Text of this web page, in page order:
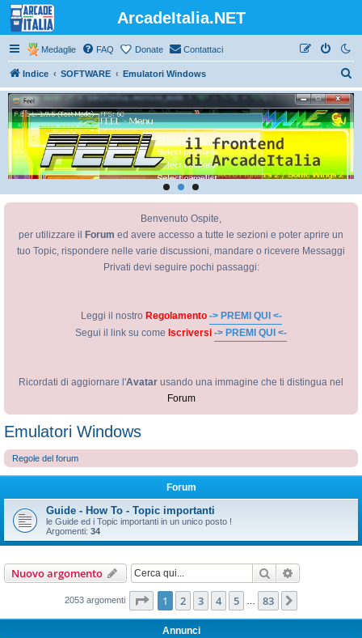
ArcadeItalia.NET
Medaglie FAQ Donate Contattaci
Indice SOFTWARE Emulatori Windows
e
r
c
Benvenuto Ospite,
per utilizzare il
Forum ed avere accesso a tutte le sezioni e poter aprire un
tuo Topic, rispondere nelle varie discussioni, mandare o ricevere Messaggi
Privati devi seguire pochi passaggi:
Leggi il nostro Regolamento -> PREMI QUI <-
Segui il link su come Iscriversi -> PREMI QUI <-
Ricordati di aggiornare l'Avatar usando una immagine che ti distingua nel
Forum
Emulatori Windows
Regole del forum
Forum
Guide - How To - Topic importanti
le Guide ed i Topic importanti in un unico posto !
Argomenti: 34
Nuovo argomento Cerca
2053 argomenti Pagina di 83
1 2 3 4 5 83
Annunci